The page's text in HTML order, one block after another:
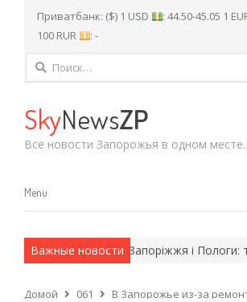
Приватбанк: ($) 1 USD : 44.50-45.05 1
100 RUR
: -
Найти:
SkyNewsZP
Все новости Запорожья в одном
Menu
Menu
Важные новости
методы. Запоріжжя і Пологи:
Домой 061 В Запорожье из-за